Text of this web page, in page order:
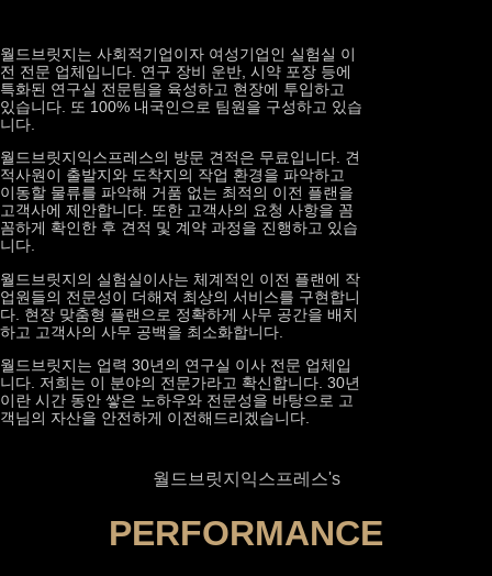
월드브릿지는 사회적기업이자 여성기업인 실험실 이
전 전문 업체입니다. 연구 장비 운반, 시약 포장 등에
특화된 연구실 전문팀을 육성하고 현장에 투입하고
있습니다. 또 100% 내국인으로 팀원을 구성하고 있습
니다.
월드브릿지익스프레스의 방문 견적은 무료입니다. 견
적사원이 출발지와 도착지의 작업 환경을 파악하고
이동할 물류를 파악해 거품 없는 최적의 이전 플랜을
고객사에 제안합니다. 또한 고객사의 요청 사항을 꼼
꼼하게 확인한 후 견적 및 계약 과정을 진행하고 있습
니다.
월드브릿지의 실험실이사는 체계적인 이전 플랜에 작
업원들의 전문성이 더해져 최상의 서비스를 구현합니
다. 현장 맞춤형 플랜으로 정확하게 사무 공간을 배치
하고 고객사의 사무 공백을 최소화합니다.
월드브릿지는 업력 30년의 연구실 이사 전문 업체입
니다. 저희는 이 분야의 전문가라고 확신합니다. 30년
이란 시간 동안 쌓은 노하우와 전문성을 바탕으로 고
객님의 자산을 안전하게 이전해드리겠습니다.
월드브릿지익스프레스's
PERFORMANCE